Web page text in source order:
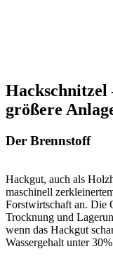
größere
Der Brennstoff
Hackgut, auch als
maschinell
Forstwirtschaft an. Die
Trocknung und
wenn das Hackgut
Wassergehalt unter